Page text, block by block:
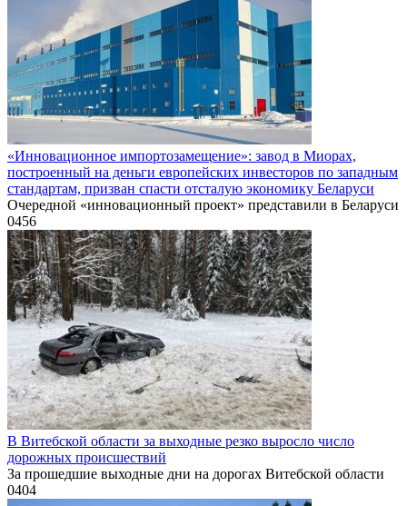
«Инновационное импортозамещение»: завод в Миорах,
построенный на деньги европейских инвесторов по западным
стандартам, призван спасти отсталую экономику Беларуси
Очередной «инновационный проект» представили в Беларуси
0456
В Витебской области за выходные резко выросло число
дорожных происшествий
За прошедшие выходные дни на дорогах Витебской области
0404